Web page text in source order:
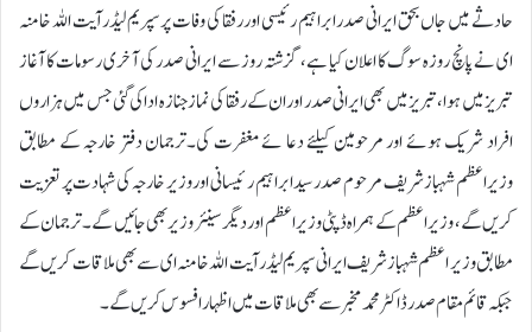
حادثے میں جاں بحق ایرانی صدرابراہیم رئیسی اور رفقا کی وفات پر سپریم لیڈر آیت اللہ خامنہ
ای نے پانچ روزہ سوگ کا اعلان کیا ہے، گزشتہ روز سے ایرانی صدر کی آخری رسومات کا آغاز
تبریز میں ہوا ، تبریز میں بھی ایرانی صدر اور ان کے رفقا کی نماز جنازہ ادا کی گئی جس میں ہزاروں
افراد شریک ہوئے اور مرحومین کیلئے دعا ئے مغفرت کی۔ترجمان دفتر خارجہ کے مطابق
وزیراعظم شہباز شریف مرحوم صدر سید ابراہیم رئیسانی اور وزیر خارجہ کی شہادت پر تعزیت
کریں گے، وزیر اعظم کے ہمراہ ڈپٹی وزیر اعظم اور دیگر سینئر وزیر بھی جائیں گے۔ترجمان کے
مطابق وزیر اعظم شہبازشریف ایرانی سپریم لیڈر آیت اللہ خامنہ ای سے بھی ملاقات کریں گے
جبکہ قائم مقام صدر ڈاکٹر محمد مخبر سے بھی ملاقات میں اظہار افسوس کریں گے۔